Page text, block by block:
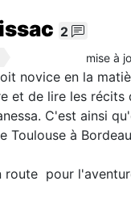
2
mise à
novice en la
et de lire les
C'est ainsi
Toulouse à
route pour